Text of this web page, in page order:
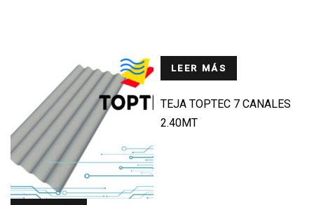
LEER MÁS
TEJA TOPTEC 7 CANALES
2.40MT